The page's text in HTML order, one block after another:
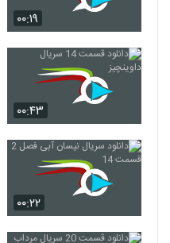
۰۰:۱۹
۰۰:۴۳
۰۰:۲۲